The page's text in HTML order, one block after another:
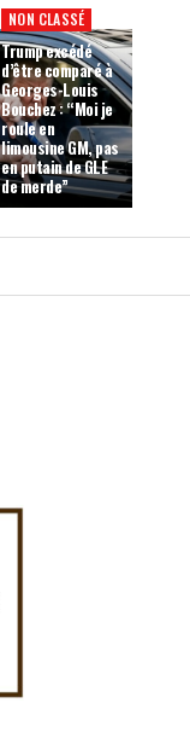
NON CLASSÉ
Trump excédé
d’être comparé à
Georges-Louis
Bouchez : “Moi je
roule en
limousine GM, pas
en putain de GLE
de merde”